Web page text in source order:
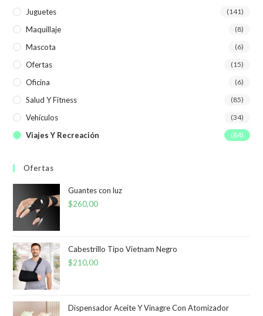
Juguetes (141)
Maquillaje (8)
Mascota (6)
Ofertas (15)
Oficina (6)
Salud Y Fitness (85)
Vehículos (34)
Viajes Y Recreación (84)
Ofertas
Guantes con luz
$260,00
Cabestrillo Tipo Vietnam Negro
$210,00
Dispensador Aceite Y Vinagre Con Atomizador